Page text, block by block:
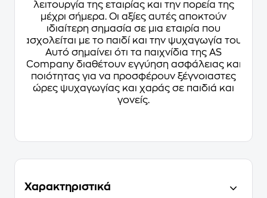
λειτουργία της εταιρίας και την πορεία της
μέχρι σήμερα. Οι αξίες αυτές αποκτούν
ιδιαίτερη σημασία σε μια εταιρία που
ασχολείται με το παιδί και την ψυχαγωγία του.
Αυτό σημαίνει ότι τα παιχνίδια της AS
Company διαθέτουν εγγύηση ασφάλειας και
ποιότητας για να προσφέρουν ξέγνοιαστες
ώρες ψυχαγωγίας και χαράς σε παιδιά και
γονείς.
Χαρακτηριστικά